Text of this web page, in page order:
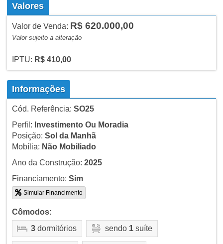
Valores
Valor de Venda: R$ 620.000,00
Valor sujeito a alteração
IPTU: R$ 410,00
Informações
Cód. Referência: SO25
Perfil: Investimento Ou Moradia
Posição: Sol da Manhã
Mobília: Não Mobiliado
Ano da Construção: 2025
Financiamento: Sim
Simular Financimento
Cômodos:
3dormitórios sendo 1suíte